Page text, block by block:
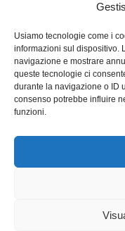
Usiamo tecnologie come i
informazioni sul dispositivo.
navigazione e mostrare
queste tecnologie ci
durante la navigazione o ID
consenso potrebbe influire
funzioni.
lago di
Notizie dal Garda
Notizie per
Regione
Sport Storia Territorio
Privacy e cookie: questo
Informativa sui cookie